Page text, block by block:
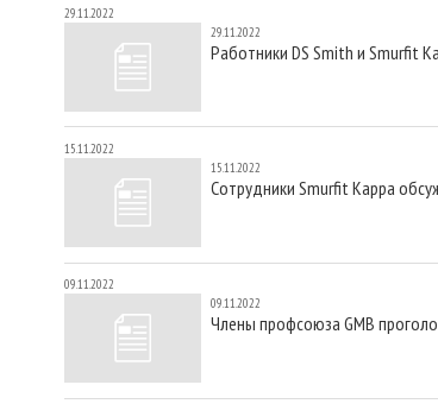
29.11.2022
29.11.2022
Работники DS Smith и Smurfit
15.11.2022
15.11.2022
Сотрудники Smurfit Kappa
09.11.2022
09.11.2022
Члены профсоюза GMB